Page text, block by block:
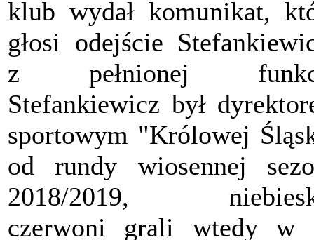
klub wydał komunikat,
głosi odejście
z pełnionej
Stefankiewicz był
sportowym "Królowej
od rundy wiosennej
2018/2019,
czerwoni grali wtedy w